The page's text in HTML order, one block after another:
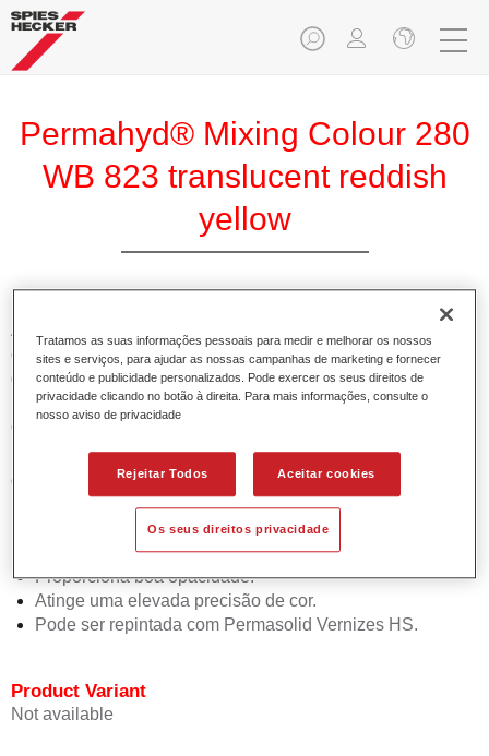
Permahyd® Mixing Colour 280
WB 823 translucent reddish
yellow
A Base Permahyd 280 Perlado é adequada para utilização
com Permahyd Base Bicamada Nacarada 285, um sistema
de base bicamada aquosa de alta qualidade. Está baseada
numa tecnologia especial de dispersão de poliuretano para
cores sólidas e de efeitos.
Características do produto
Permite uma aplicação simples e rápida numa operação
de 1.5 demãos.
Oferece boa estabilidade vertical.
Proporciona boa opacidade.
Atinge uma elevada precisão de cor.
Pode ser repintada com Permasolid Vernizes HS.
Product Variant
Not available
Tratamos as suas informações pessoais para medir e melhorar os nossos
sites e serviços, para ajudar as nossas campanhas de marketing e fornecer
conteúdo e publicidade personalizados. Pode exercer os seus direitos de
privacidade clicando no botão à direita. Para mais informações, consulte o
nosso aviso de privacidade
Rejeitar Todos Aceitar cookies
Os seus direitos privacidade